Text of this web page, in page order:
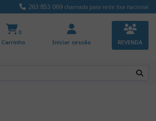
263 853 069 chamada para rede fixa nacional
0
Carrinho Iniciar sessão REVENDA